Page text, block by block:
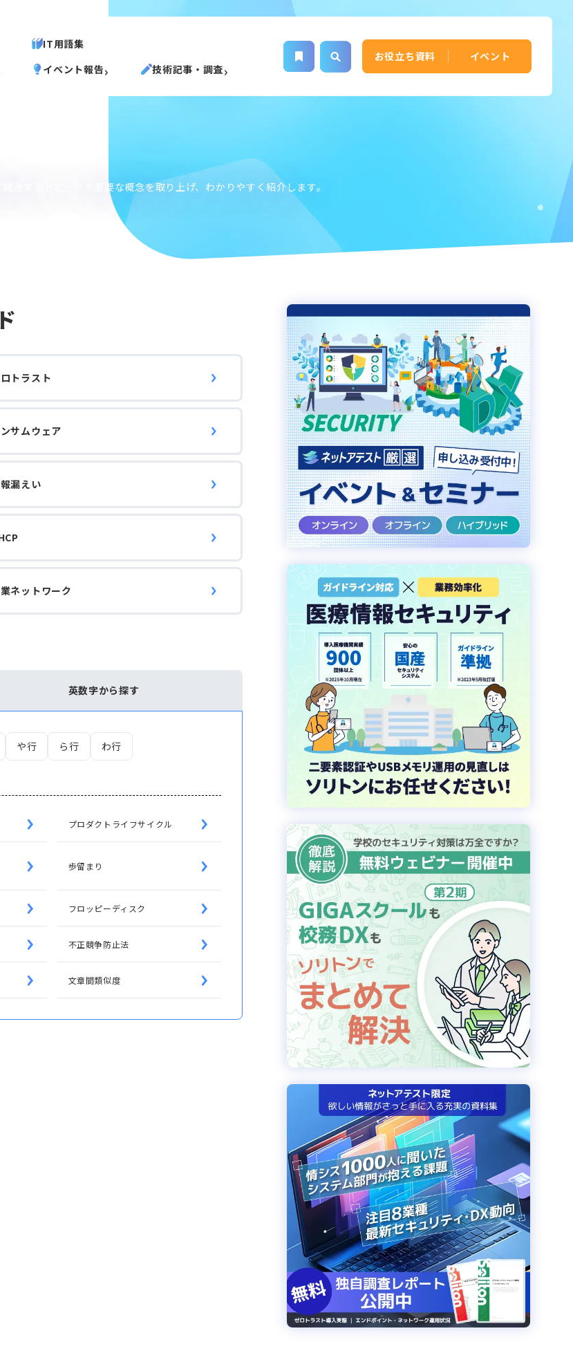
IT用語集
イベント報告 技術記事・調査
お役立ち資料 イベント
連するトピックや重要な概念を取り上げ、わかりやすく紹介します。
トラスト
サムウェア
漏えい
ネットワーク
英数字から探す
や行 ら行 わ行
プロダクトライフサイクル
歩留まり
フロッピーディスク
不正競争防止法
文章間類似度